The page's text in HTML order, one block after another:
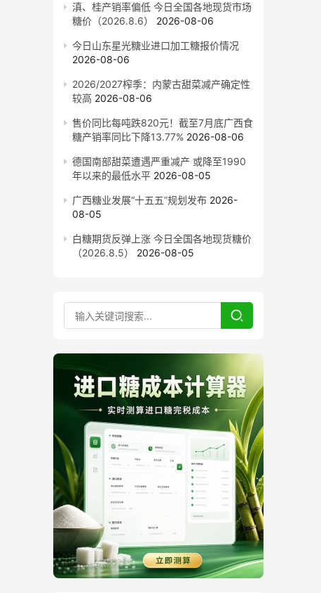
滇、桂产销率偏低 今日全国各地现货市场
糖价（2026.8.6）
2026-08-06
今日山东星光糖业进口加工糖报价情况
2026-08-06
2026/2027榨季：内蒙古甜菜减产确定性
较高 2026-08-06
售价同比每吨跌820元！截至7月底广西食
糖产销率同比下降13.77% 2026-08-06
德国南部甜菜遭遇严重减产 或降至1990
年以来的最低水平 2026-08-05
广西糖业发展“十五五”规划发布 2026-
08-05
白糖期货反弹上涨 今日全国各地现货糖价
（2026.8.5）
2026-08-05